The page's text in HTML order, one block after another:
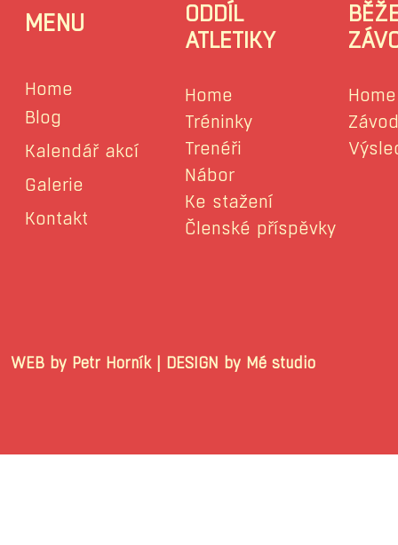
MENU
Home
Blog
Kalendář akcí
Galerie
Kontakt
ODDÍL
ATLETIKY
Home
Tréninky
Trenéři
Nábor
Ke stažení
Členské příspěvky
Home
WEB by Petr Horník | DESIGN by Mé